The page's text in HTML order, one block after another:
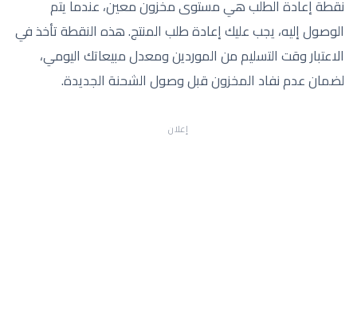
نقطة إعادة الطلب هي مستوى مخزون معين، عندما يتم
الوصول إليه، يجب عليك إعادة طلب المنتج. هذه النقطة تأخذ في
الاعتبار وقت التسليم من الموردين ومعدل مبيعاتك اليومي،
لضمان عدم نفاد المخزون قبل وصول الشحنة الجديدة.
إعلان